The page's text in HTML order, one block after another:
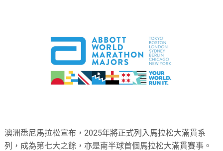
澳洲悉尼馬拉松宣布，2025年將正式列入馬拉松大滿貫系
列，成為第七大之餘，亦是南半球首個馬拉松大滿貫賽事。